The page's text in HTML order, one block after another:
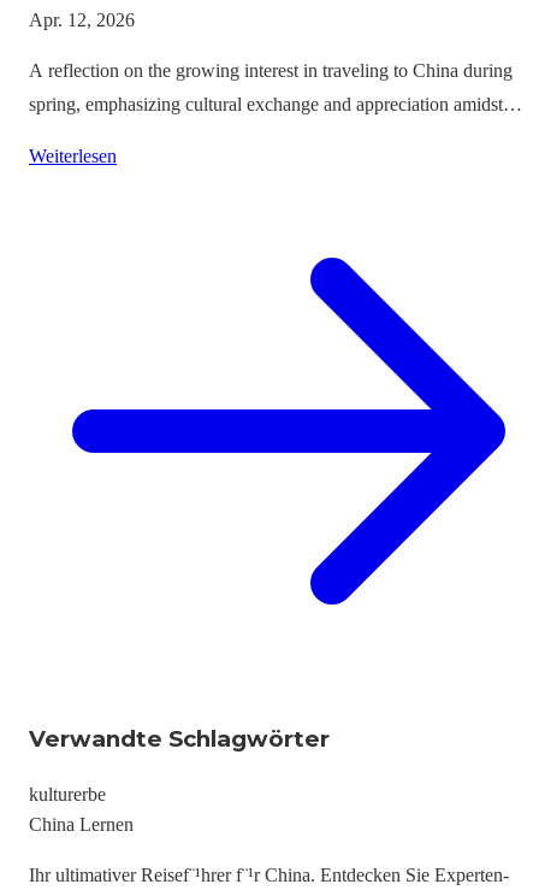
Apr. 12, 2026
A reflection on the growing interest in traveling to China during
spring, emphasizing cultural exchange and appreciation amidst
Weiterlesen
Verwandte Schlagwörter
kulturerbe
China Lernen
Ihr ultimativer Reisef¨¹hrer f¨¹r China. Entdecken Sie Experten-